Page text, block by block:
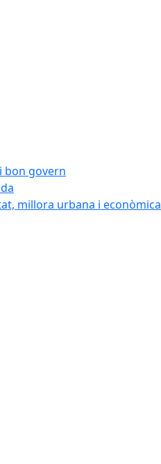
bon govern
millora urbana i econòmica